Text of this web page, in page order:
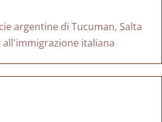
argentine di Tucuman, Salta
all'immigrazione italiana